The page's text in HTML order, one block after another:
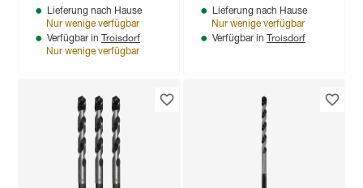
Lieferung nach Hause
Nur wenige verfügbar
Verfügbar in Troisdorf
Nur wenige verfügbar
Lieferung nach Hause
Nur wenige verfügbar
Verfügbar in Troisdorf